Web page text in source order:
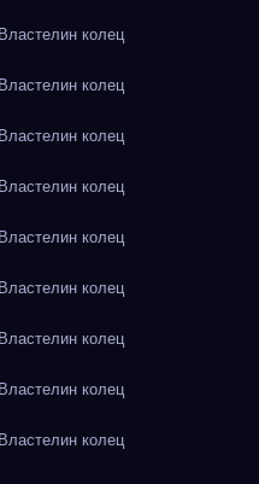
колец
колец
колец
колец
колец
колец
колец
колец
колец